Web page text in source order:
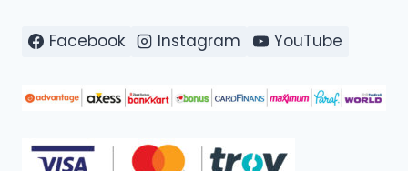
Facebook Instagram YouTube